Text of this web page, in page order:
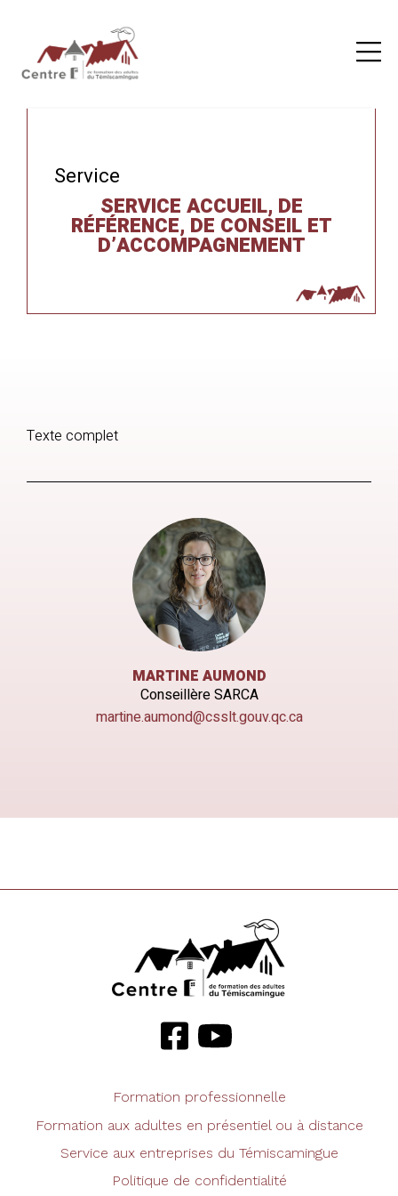
Service
SERVICE ACCUEIL, DE
RÉFÉRENCE, DE CONSEIL ET
D’ACCOMPAGNEMENT
Texte complet
MARTINE AUMOND
Conseillère SARCA
martine.aumond@csslt.gouv.qc.ca
Formation professionnelle
Formation aux adultes en présentiel ou à distance
Service aux entreprises du Témiscamingue
Politique de confidentialité